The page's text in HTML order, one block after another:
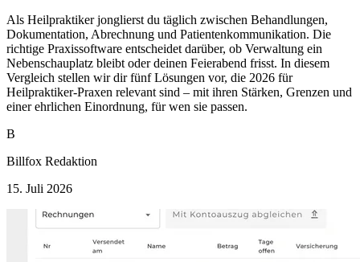
Als Heilpraktiker jonglierst du täglich zwischen Behandlungen,
Dokumentation, Abrechnung und Patientenkommunikation. Die
richtige Praxissoftware entscheidet darüber, ob Verwaltung ein
Nebenschauplatz bleibt oder deinen Feierabend frisst. In diesem
Vergleich stellen wir dir fünf Lösungen vor, die 2026 für
Heilpraktiker-Praxen relevant sind – mit ihren Stärken, Grenzen und
einer ehrlichen Einordnung, für wen sie passen.
B
Billfox Redaktion
15. Juli 2026